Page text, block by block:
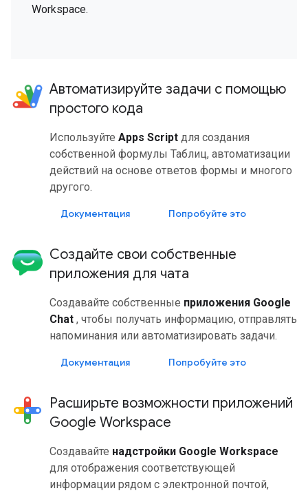
Workspace.
Автоматизируйте задачи с помощью
простого кода
Используйте Apps Script для создания
собственной формулы Таблиц, автоматизации
действий на основе ответов формы и многого
другого.
Документация Попробуйте это
Создайте свои собственные
приложения для чата
Создавайте собственные приложения Google
Chat , чтобы получать информацию, отправлять
напоминания или автоматизировать задачи.
Документация Попробуйте это
Расширьте возможности приложений
Google Workspace
Создавайте надстройки Google Workspace
для отображения соответствующей
информации рядом с электронной почтой,